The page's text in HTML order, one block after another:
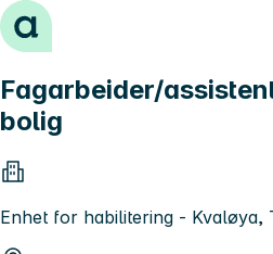
Hopp til innhold
Fagarbeider/
bolig
Enhet for habilitering - Kvaløya,